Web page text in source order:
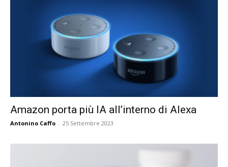
Amazon porta più IA all’interno di Alexa
Antonino Caffo - 25 Settembre 2023